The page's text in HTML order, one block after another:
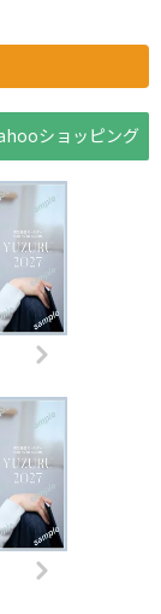
ショッピング